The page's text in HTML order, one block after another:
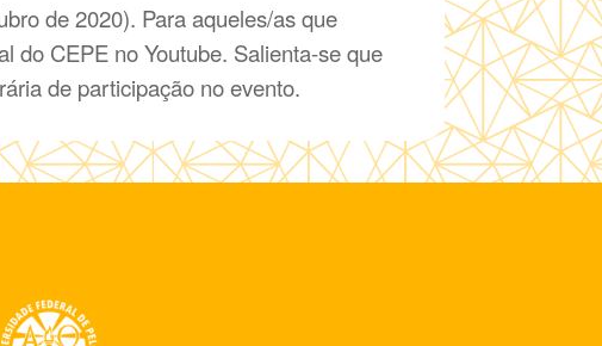
de 2020). Para aqueles/as que
do CEPE no Youtube. Salienta-se que
de participação no evento.